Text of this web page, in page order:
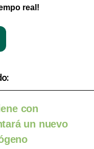
real!
con
un nuevo